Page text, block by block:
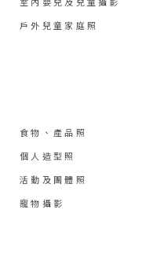
戶外兒童家庭照
食物、產品照
個人造型照
活動及團體照
寵物攝影